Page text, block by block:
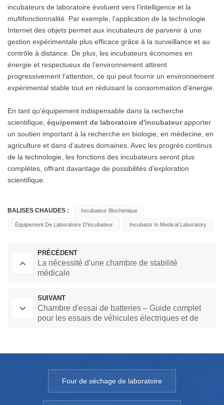
incubateurs de laboratoire évoluent vers l’intelligence et la
multifonctionnalité. Par exemple, l’application de la technologie
Internet des objets permet aux incubateurs de parvenir à une
gestion expérimentale plus efficace grâce à la surveillance et au
contrôle à distance. De plus, les incubateurs économes en
énergie et respectueux de l'environnement attirent
progressivement l'attention, ce qui peut fournir un environnement
expérimental stable tout en réduisant la consommation d'énergie.
En tant qu'équipement indispensable dans la recherche
scientifique, équipement de laboratoire d'incubateurapporter
un soutien important à la recherche en biologie, en médecine, en
agriculture et dans d’autres domaines. Avec les progrès continus
de la technologie, les fonctions des incubateurs seront plus
complètes, offrant davantage de possibilités d'exploration
scientifique.
BALISES CHAUDES : Incubateur Biochimique
Équipement De Laboratoire D'incubateur Incubator In Medical Laboratory
PRÉCÉDENT
La nécessité d'une chambre de stabilité
médicale
SUIVANT
Chambre d'essai de batteries – Guide complet
pour les essais de véhicules électriques et de
Four de séchage de laboratoire